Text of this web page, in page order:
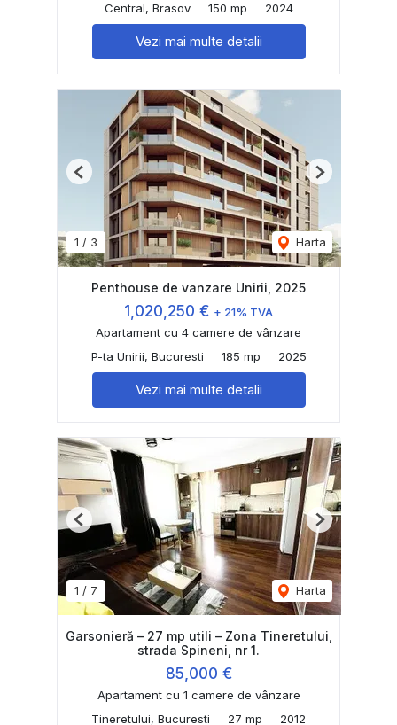
Central, Brasov
150 mp 2024
Vezi mai multe detalii
1 / 3 Harta
Previous Next
Penthouse de vanzare Unirii, 2025
1,020,250 € + 21% TVA
Apartament cu 4 camere de vânzare
P-ta Unirii, Bucuresti
185 mp 2025
Vezi mai multe detalii
1 / 7 Harta
Previous Next
Garsonieră – 27 mp utili – Zona Tineretului,
strada Spineni, nr 1.
85,000 €
Apartament cu 1 camere de vânzare
Tineretului, Bucuresti
27 mp 2012